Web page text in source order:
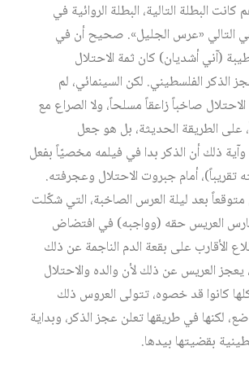
كانت البطلة التالية، البطلة الروائية في
التالي «عرس الجليل». صحيح أن في
(آني أشديان) كان ثمة الاحتلال
الذكر الفلسطيني. لكن السينمائي، لم
صاخباً زاعقاً مسلحاً، ولا الصراع مع
على الطريقة الحديثة، بل هو جعل
وآية ذلك أن الذكر بدا في فيلمه مخصيّاً بفعل
تقريباً)، أمام جبروت الاحتلال وعجرفته.
بعد ليلة العرس الصاخبة، التي شكّلت
العريس حقه (وواجبه) في افتضاض
الأقارب على بقعة الدم الناجمة عن ذلك
العريس عن ذلك لأن والده والاحتلال
كانوا قد خصوه، تتولى العروس ذلك
لكنها في طريقها تعلن عجز الذكر، وبداية
بقضيتها بيدها.